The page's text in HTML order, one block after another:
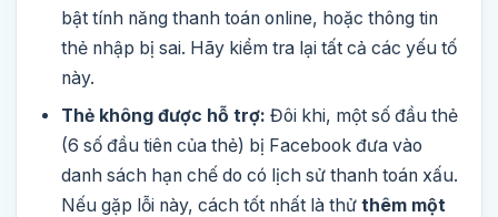
bật tính năng thanh toán online, hoặc thông tin
thẻ nhập bị sai. Hãy kiểm tra lại tất cả các yếu tố
này.
Thẻ không được hỗ trợ: Đôi khi, một số đầu thẻ
(6 số đầu tiên của thẻ) bị Facebook đưa vào
danh sách hạn chế do có lịch sử thanh toán xấu.
Nếu gặp lỗi này, cách tốt nhất là thử thêm một